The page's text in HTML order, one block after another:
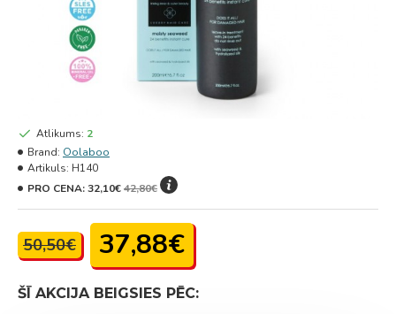
ŠĪ AKCIJA BEIGSIES PĒC:
50,50€ 37,88€
Atlikums: 2
Brand: Oolaboo
Artikuls: H140
PRO CENA:32,10€42,80€